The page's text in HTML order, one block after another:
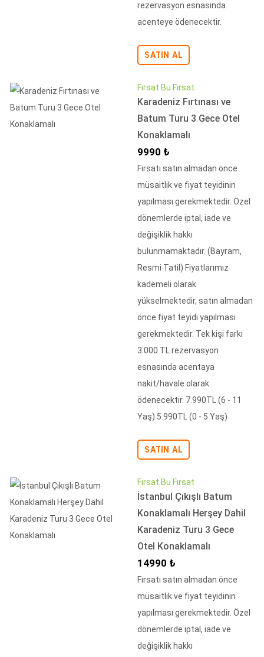
rezervasyon esnasında
acenteye ödenecektir.
SATIN AL
Fırsat Bu Fırsat
Karadeniz Fırtınası ve
Batum Turu 3 Gece Otel
Konaklamalı
İndirimli Fiyat
9990 ₺
Fırsatı satın almadan önce
müsaitlik ve fiyat teyidinin
yapılması gerekmektedir. Özel
dönemlerde iptal, iade ve
değişiklik hakkı
bulunmamaktadır. (Bayram,
Resmi Tatil) Fiyatlarımız
kademeli olarak
yükselmektedir, satın almadan
önce fiyat teyidi yapılması
gerekmektedir. Tek kişi farkı
3.000 TL rezervasyon
esnasında acentaya
nakit/havale olarak
ödenecektir. 7.990TL (6 - 11
Yaş) 5.990TL (0 - 5 Yaş)
SATIN AL
Fırsat Bu Fırsat
İstanbul Çıkışlı Batum
Konaklamalı Herşey Dahil
Karadeniz Turu 3 Gece
Otel Konaklamalı
İndirimli Fiyat
14990 ₺
Fırsatı satın almadan önce
müsaitlik ve fiyat teyidinin
yapılması gerekmektedir. Özel
dönemlerde iptal, iade ve
değişiklik hakkı